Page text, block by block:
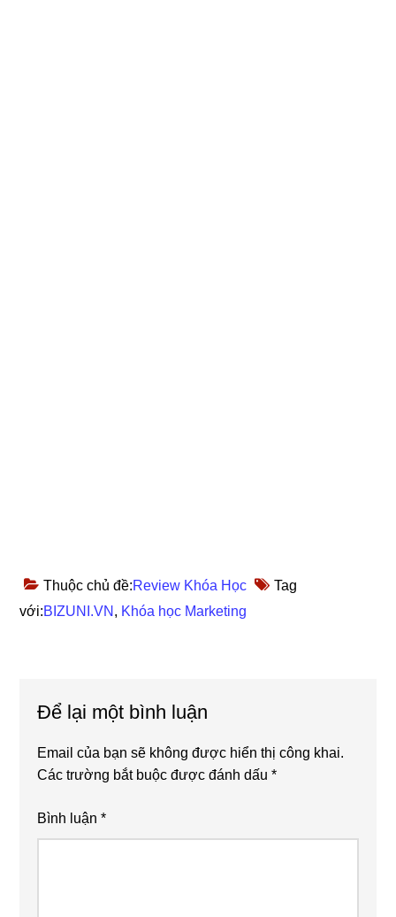
Thuộc chủ đề:Review Khóa Học
Tag
với:BIZUNI.VN , Khóa học Marketing
Interactions
Để lại một bình luận
Email của bạn sẽ không được hiển thị công khai.
Các trường bắt buộc được đánh dấu*
Bình luận*